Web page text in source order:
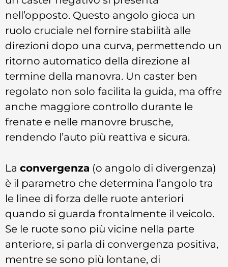
nell’opposto. Questo angolo gioca un
ruolo cruciale nel fornire stabilità alle
direzioni dopo una curva, permettendo un
ritorno automatico della direzione al
termine della manovra. Un caster ben
regolato non solo facilita la guida, ma offre
anche maggiore controllo durante le
frenate e nelle manovre brusche,
rendendo l’auto più reattiva e sicura.
La convergenza (o angolo di divergenza)
è il parametro che determina l’angolo tra
le linee di forza delle ruote anteriori
quando si guarda frontalmente il veicolo.
Se le ruote sono più vicine nella parte
anteriore, si parla di convergenza positiva,
mentre se sono più lontane, di